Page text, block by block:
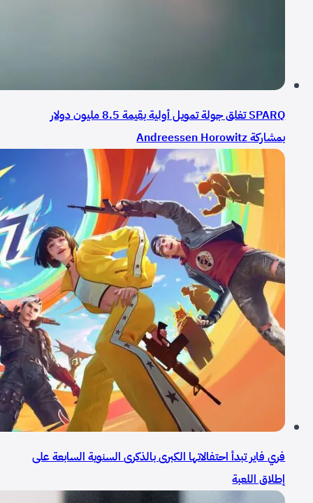
SPARQ تغلق جولة تمويل أولية بقيمة 8.5 مليون دولار
بمشاركة Andreessen Horowitz
فري فاير تبدأ احتفالاتها الكبرى بالذكرى السنوية السابعة على
إطلاق اللعبة